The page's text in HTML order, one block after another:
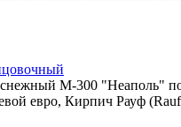
М-300 "Неаполь"
евро, Кирпич Рауф